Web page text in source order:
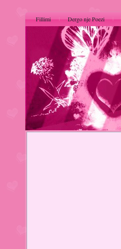
Fillimi Dergo nje Poezi